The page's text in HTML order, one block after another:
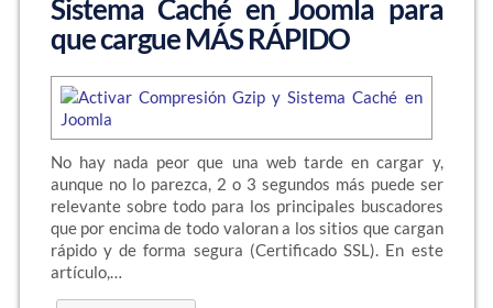
Sistema Caché en Joomla para
que cargue MÁS RÁPIDO
No hay nada peor que una web tarde en cargar y,
aunque no lo parezca, 2 o 3 segundos más puede ser
relevante sobre todo para los principales buscadores
que por encima de todo valoran a los sitios que cargan
rápido y de forma segura (Certificado SSL). En este
artículo,…